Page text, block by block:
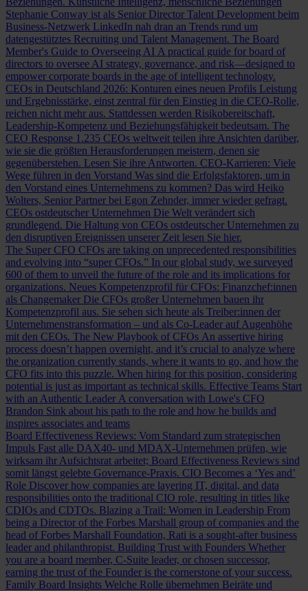
Stephanie Conway ist als Senior Director Talent Development beim
Business-Netzwerk LinkedIn nah dran an Trends rund um
datengestütztes Recruiting und Talent Management. The Board
Member's Guide to Overseeing AI A practical guide for board of
directors to oversee AI strategy, governance, and risk—designed to
empower corporate boards in the age of intelligent technology.
CEOs in Deutschland 2026: Konturen eines neuen Profils Leistung
und Ergebnisstärke, einst zentral für den Einstieg in die CEO-Rolle,
reichen nicht mehr aus. Stattdessen werden Risikobereitschaft,
Leadership-Kompetenz und Beziehungsfähigkeit bedeutsam. The
CEO Response 1.235 CEOs weltweit teilen ihre Ansichten darüber,
wie sie die größten Herausforderungen meistern, denen sie
gegenüberstehen. Lesen Sie ihre Antworten. CEO-Karrieren: Viele
Wege führen in den Vorstand Was sind die Erfolgsfaktoren, um in
den Vorstand eines Unternehmens zu kommen? Das wird Heiko
Wolters, Senior Partner bei Egon Zehnder, immer wieder gefragt.
CEOs ostdeutscher Unternehmen Die Welt verändert sich
grundlegend. Die Haltung von CEOs ostdeutscher Unternehmen zu
den disruptiven Ereignissen unserer Zeit lesen Sie hier.
The Super CFO CFOs are taking on unprecedented responsibilities
and evolving into “super CFOs.” In our global study, we surveyed
600 of them to unveil the future of the role and its implications for
organizations. Neues Kompetenzprofil für CFOs: Finanzchef:innen
als Changemaker Die CFOs großer Unternehmen bauen ihr
Kompetenzprofil aus. Sie sehen sich heute als Treiber:innen der
Unternehmenstransformation – und als Co-Leader auf Augenhöhe
mit den CEOs. The New Playbook of CFOs An assertive hiring
process doesn’t happen overnight, and it’s crucial to analyze where
the organization currently stands, where it wants to go, and how the
CFO fits into this puzzle. When hiring for this position, considering
potential is just as important as technical skills. Effective Teams Start
with an Authentic Leader A conversation with Lowe's CFO
Brandon Sink about his path to the role and how he builds and
inspires associates and teams
Board Effectiveness Reviews: Vom Standard zum strategischen
Impuls Fast alle DAX40- und MDAX-Unternehmen prüfen, wie
wirksam ihr Aufsichtsrat arbeitet; Board Effectiveness Reviews sind
somit längst gelebte Governance-Praxis. CIO Becomes a ‘Yes and’
Role Discover how companies are layering IT, digital, and data
responsibilities onto the traditional CIO role, resulting in titles like
CDIOs and CDTOs. Blazing a Trail: Women in Leadership From
being a Director of the Forbes Marshall group of companies and the
head of Forbes Marshall Foundation, Rati is a sought-after business
leader and philanthropist. Building Trust with Founders Whether
you are a board member, C-Suite leader, or chosen successor,
earning the trust of the Founder is the cornerstone of your success.
Family Board Insights Welche Rolle übernehmen Beiräte und